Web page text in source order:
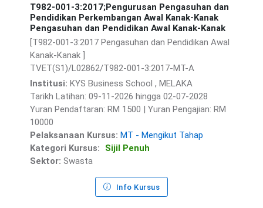
T982-001-3:2017;Pengurusan Pengasuhan dan
Pendidikan Perkembangan Awal Kanak-Kanak
Pengasuhan dan Pendidikan Awal Kanak-Kanak
[T982-001-3:2017 Pengasuhan dan Pendidikan Awal
Kanak-Kanak ]
TVET(S1)/L02862/T982-001-3:2017-MT-A
Institusi: KYS Business School , MELAKA
Tarikh Latihan: 09-11-2026 hingga 02-07-2028
Yuran Pendaftaran: RM 1500 | Yuran Pengajian: RM
10000
Pelaksanaan Kursus: MT - Mengikut Tahap
Kategori Kursus:
Sijil Penuh
Sektor: Swasta
Info Kursus